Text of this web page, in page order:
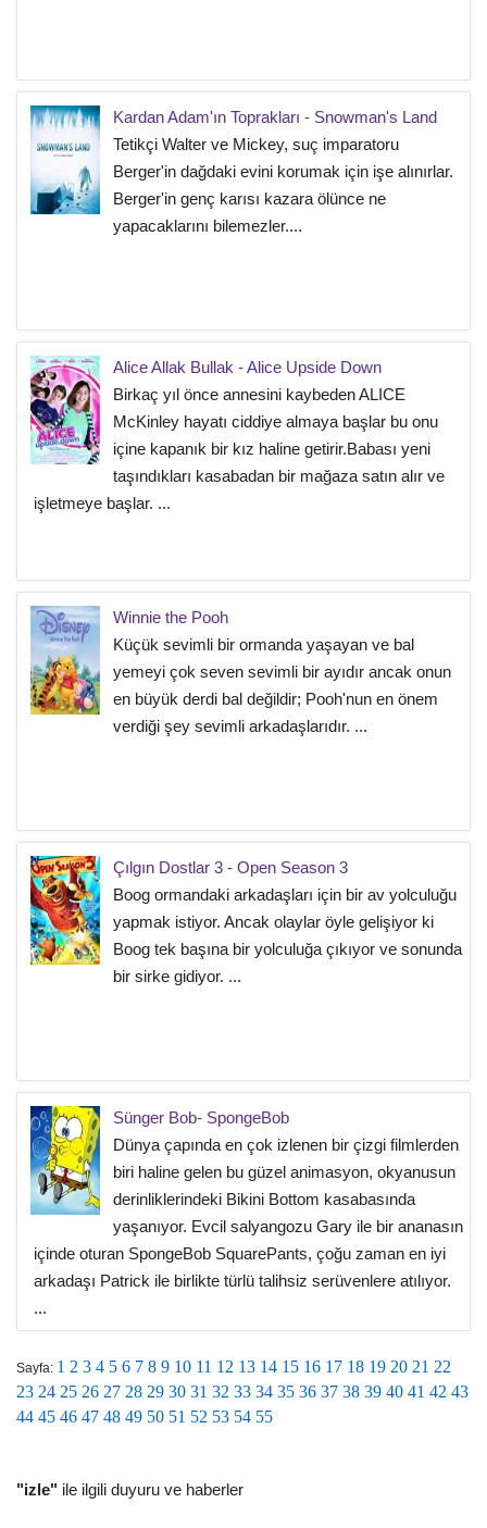
Kardan Adam'ın Toprakları - Snowman's Land
Tetikçi Walter ve Mickey, suç imparatoru
Berger'in dağdaki evini korumak için işe alınırlar.
Berger'in genç karısı kazara ölünce ne
yapacaklarını bilemezler....
Alice Allak Bullak - Alice Upside Down
Birkaç yıl önce annesini kaybeden ALICE
McKinley hayatı ciddiye almaya başlar bu onu
içine kapanık bir kız haline getirir.Babası yeni
taşındıkları kasabadan bir mağaza satın alır ve
işletmeye başlar. ...
Winnie the Pooh
Küçük sevimli bir ormanda yaşayan ve bal
yemeyi çok seven sevimli bir ayıdır ancak onun
en büyük derdi bal değildir; Pooh'nun en önem
verdiği şey sevimli arkadaşlarıdır. ...
Çılgın Dostlar 3 - Open Season 3
Boog ormandaki arkadaşları için bir av yolculuğu
yapmak istiyor. Ancak olaylar öyle gelişiyor ki
Boog tek başına bir yolculuğa çıkıyor ve sonunda
bir sirke gidiyor. ...
Sünger Bob- SpongeBob
Dünya çapında en çok izlenen bir çizgi filmlerden
biri haline gelen bu güzel animasyon, okyanusun
derinliklerindeki Bikini Bottom kasabasında
yaşanıyor. Evcil salyangozu Gary ile bir ananasın
içinde oturan SpongeBob SquarePants, çoğu zaman en iyi
arkadaşı Patrick ile birlikte türlü talihsiz serüvenlere atılıyor.
...
Sayfa: 1 2 3 4 5 6 7 8 9 10 11 12 13 14 15 16 17 18 19 20 21 22
23 24 25 26 27 28 29 30 31 32 33 34 35 36 37 38 39 40 41 42 43
44 45 46 47 48 49 50 51 52 53 54 55
"izle" ile ilgili duyuru ve haberler